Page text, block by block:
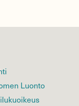
Luonto